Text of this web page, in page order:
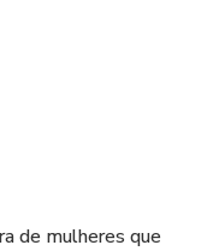
aulas dinâmicas que
Todo o conteúdo
de mulheres que